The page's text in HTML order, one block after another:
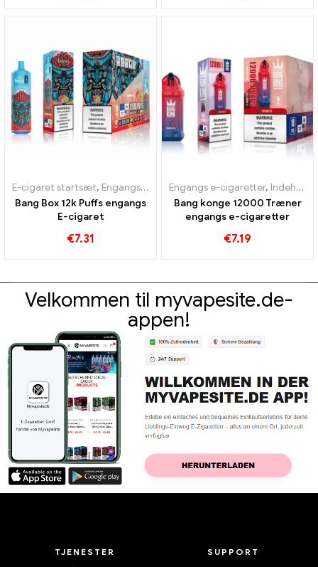
E-cigaret startsæt, Engangs e-cigaretter
Bang Box 12k Puffs engangs
E-cigaret
€7.31
Engangs e-cigaretter, Indeholder N
Bang konge 12000 Træner
engangs e-cigaretter
€7.19
Velkommen til myvapesite.de-
appen!
TJENESTER SUPPORT